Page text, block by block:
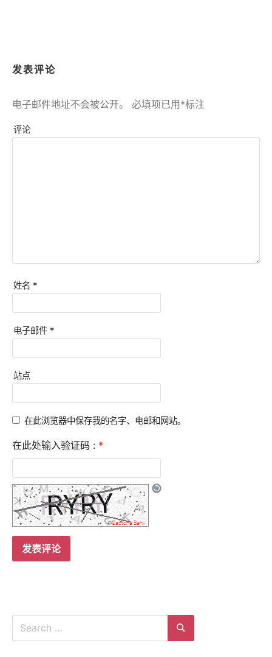
发表评论
电子邮件地址不会被公开。 必填项已用 *标注
评论
姓名 *
电子邮件 *
站点
在此浏览器中保存我的名字、电邮和网站。
在此处输入验证码 : *
Search
Search